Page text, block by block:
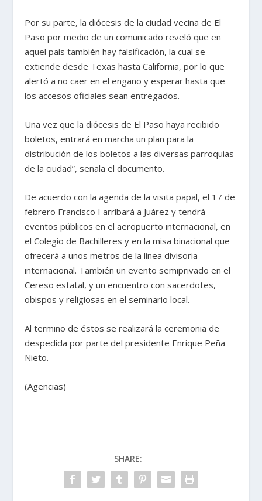
Por su parte, la diócesis de la ciudad vecina de El
Paso por medio de un comunicado reveló que en
aquel país también hay falsificación, la cual se
extiende desde Texas hasta California, por lo que
alertó a no caer en el engaño y esperar hasta que
los accesos oficiales sean entregados.
Una vez que la diócesis de El Paso haya recibido
boletos, entrará en marcha un plan para la
distribución de los boletos a las diversas parroquias
de la ciudad”, señala el documento.
De acuerdo con la agenda de la visita papal, el 17 de
febrero Francisco I arribará a Juárez y tendrá
eventos públicos en el aeropuerto internacional, en
el Colegio de Bachilleres y en la misa binacional que
ofrecerá a unos metros de la línea divisoria
internacional. También un evento semiprivado en el
Cereso estatal, y un encuentro con sacerdotes,
obispos y religiosas en el seminario local.
Al termino de éstos se realizará la ceremonia de
despedida por parte del presidente Enrique Peña
Nieto.
(Agencias)
SHARE: